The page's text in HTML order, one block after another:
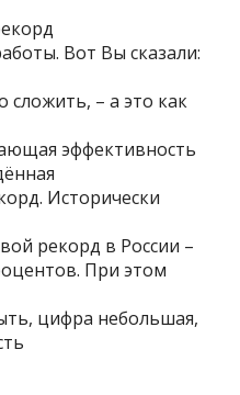
Вот Вы сказали:
сложить, – а это как
эффективность
Исторически
рекорд в России –
При этом
цифра небольшая,